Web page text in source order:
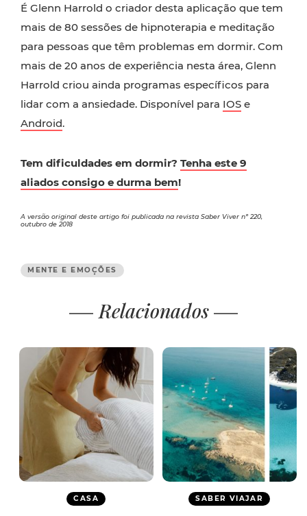
É Glenn Harrold o criador desta aplicação que tem
mais de 80 sessões de hipnoterapia e meditação
para pessoas que têm problemas em dormir. Com
mais de 20 anos de experiência nesta área, Glenn
Harrold criou ainda programas específicos para
lidar com a ansiedade. Disponível para IOS e
Android.
Tem dificuldades em dormir? Tenha este 9
aliados consigo e durma bem!
A versão original deste artigo foi publicada na revista Saber Viver nº 220,
outubro de 2018
MENTE E EMOÇÕES
Relacionados
CASA SABER VIAJAR